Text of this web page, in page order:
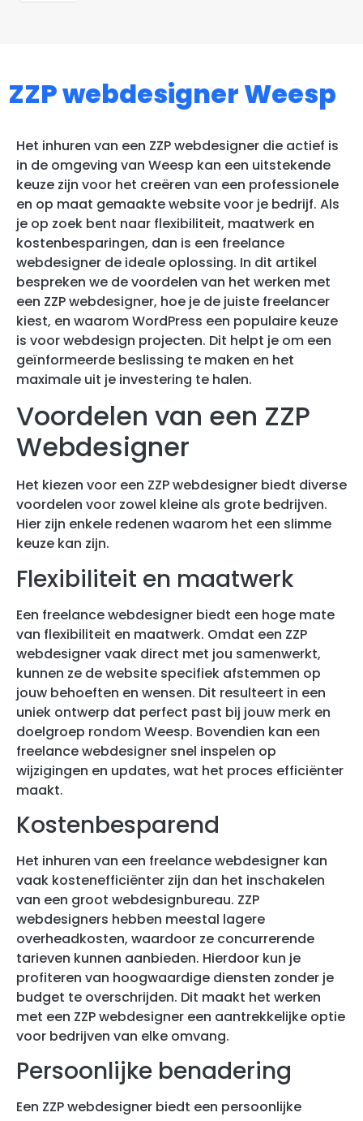
ZZP webdesigner Weesp
Het inhuren van een ZZP webdesigner die actief is
in de omgeving van Weesp kan een uitstekende
keuze zijn voor het creëren van een professionele
en op maat gemaakte website voor je bedrijf. Als
je op zoek bent naar flexibiliteit, maatwerk en
kostenbesparingen, dan is een freelance
webdesigner de ideale oplossing. In dit artikel
bespreken we de voordelen van het werken met
een ZZP webdesigner, hoe je de juiste freelancer
kiest, en waarom WordPress een populaire keuze
is voor webdesign projecten. Dit helpt je om een
geïnformeerde beslissing te maken en het
maximale uit je investering te halen.
Voordelen van een ZZP
Webdesigner
Het kiezen voor een ZZP webdesigner biedt diverse
voordelen voor zowel kleine als grote bedrijven.
Hier zijn enkele redenen waarom het een slimme
keuze kan zijn.
Flexibiliteit en maatwerk
Een freelance webdesigner biedt een hoge mate
van flexibiliteit en maatwerk. Omdat een ZZP
webdesigner vaak direct met jou samenwerkt,
kunnen ze de website specifiek afstemmen op
jouw behoeften en wensen. Dit resulteert in een
uniek ontwerp dat perfect past bij jouw merk en
doelgroep rondom Weesp. Bovendien kan een
freelance webdesigner snel inspelen op
wijzigingen en updates, wat het proces efficiënter
maakt.
Kostenbesparend
Het inhuren van een freelance webdesigner kan
vaak kostenefficiënter zijn dan het inschakelen
van een groot webdesignbureau. ZZP
webdesigners hebben meestal lagere
overheadkosten, waardoor ze concurrerende
tarieven kunnen aanbieden. Hierdoor kun je
profiteren van hoogwaardige diensten zonder je
budget te overschrijden. Dit maakt het werken
met een ZZP webdesigner een aantrekkelijke optie
voor bedrijven van elke omvang.
Persoonlijke benadering
Een ZZP webdesigner biedt een persoonlijke